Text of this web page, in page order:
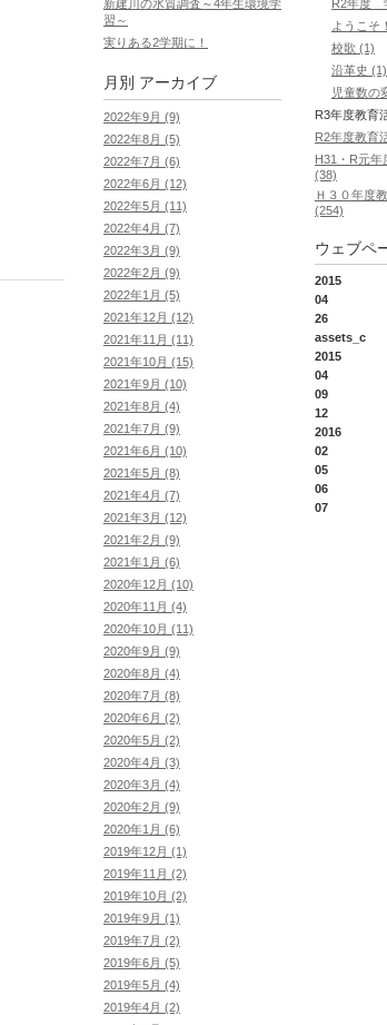
R2年度
ようこそ
校歌 (1)
沿革史 (1)
児童数の
R3年度教育
R2年度教育
H31・R元年
(38)
Ｈ３０年度
(254)
ウェブペ
2015
04
26
assets_c
2015
04
09
12
2016
02
05
06
07
新建川の水質調査～4年生環境学
習～
実りある2学期に！
月別 アーカイブ
2022年9月 (9)
2022年8月 (5)
2022年7月 (6)
2022年6月 (12)
2022年5月 (11)
2022年4月 (7)
2022年3月 (9)
2022年2月 (9)
2022年1月 (5)
2021年12月 (12)
2021年11月 (11)
2021年10月 (15)
2021年9月 (10)
2021年8月 (4)
2021年7月 (9)
2021年6月 (10)
2021年5月 (8)
2021年4月 (7)
2021年3月 (12)
2021年2月 (9)
2021年1月 (6)
2020年12月 (10)
2020年11月 (4)
2020年10月 (11)
2020年9月 (9)
2020年8月 (4)
2020年7月 (8)
2020年6月 (2)
2020年5月 (2)
2020年4月 (3)
2020年3月 (4)
2020年2月 (9)
2020年1月 (6)
2019年12月 (1)
2019年11月 (2)
2019年10月 (2)
2019年9月 (1)
2019年7月 (2)
2019年6月 (5)
2019年5月 (4)
2019年4月 (2)